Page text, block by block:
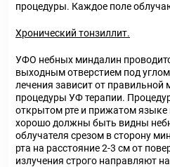
процедуры. Каждое поле
Хронический тонзиллит.
УФО небных миндалин
выходным отверстием под
лечения зависит от правильной
процедуры УФ терапии.
открытом рте и прижатом языке
хорошо должны быть видны
облучателя срезом в сторону
рта на расстояние 2-3 см от
излучения строго направляют